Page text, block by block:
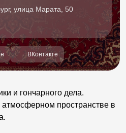
улица Марата, 50
ВКонтакте
и гончарного дела.
атмосферном пространстве в